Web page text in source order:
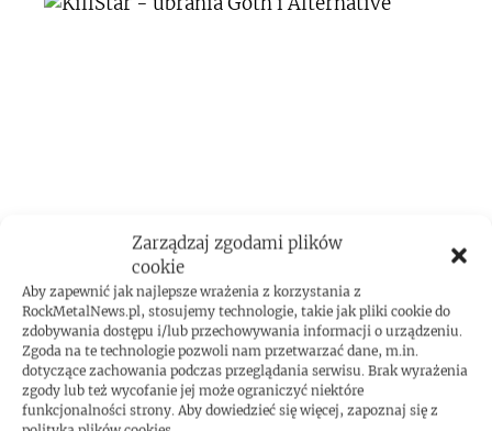
Zarządzaj zgodami plików
cookie
Aby zapewnić jak najlepsze wrażenia z korzystania z
RockMetalNews.pl, stosujemy technologie, takie jak pliki cookie do
zdobywania dostępu i/lub przechowywania informacji o urządzeniu.
Zgoda na te technologie pozwoli nam przetwarzać dane, m.in.
dotyczące zachowania podczas przeglądania serwisu. Brak wyrażenia
zgody lub też wycofanie jej może ograniczyć niektóre
funkcjonalności strony. Aby dowiedzieć się więcej, zapoznaj się z
DODAJ KOMENTARZ
Komentarz